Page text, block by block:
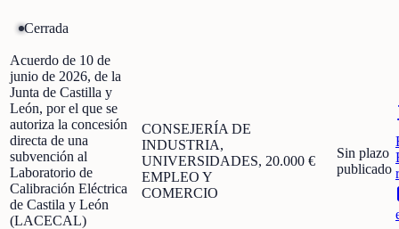
Cerrada
Acuerdo de 10 de
junio de 2026, de la
Junta de Castilla y
León, por el que se
autoriza la concesión
directa de una
subvención al
Laboratorio de
Calibración Eléctrica
de Castila y León
(LACECAL)
CONSEJERÍA DE
INDUSTRIA,
UNIVERSIDADES,
EMPLEO Y
COMERCIO
20.000 €
Sin plazo
publicado